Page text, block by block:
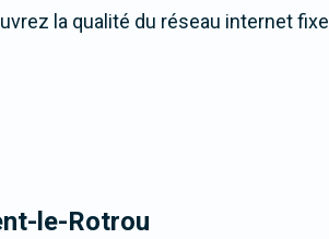
la qualité du réseau internet fixe
le-Rotrou